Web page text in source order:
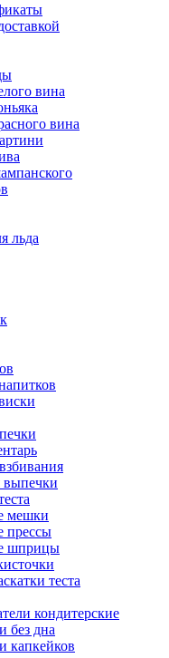
вина
вина
льда
выпечки
мешки
прессы
шприцы
теста
кондитерские
без дна
капкейков